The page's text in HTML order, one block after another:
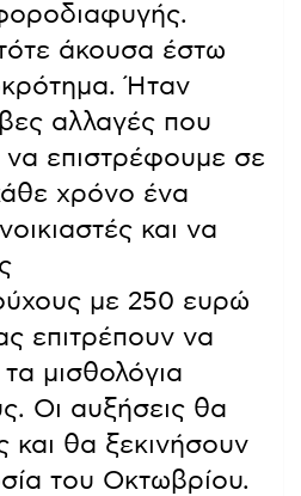
άκουσα έστω
Ήταν
αλλαγές που
να επιστρέφουμε σε
χρόνο ένα
και να
με 250 ευρώ
επιτρέπουν να
μισθολόγια
Οι αυξήσεις θα
και θα ξεκινήσουν
του Οκτωβρίου.